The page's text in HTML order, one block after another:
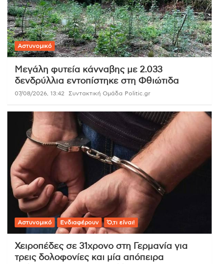
Αστυνομικό
Μεγάλη φυτεία κάνναβης με 2.033
δενδρύλλια εντοπίστηκε στη Φθιώτιδα
07/08/2026, 13:42 Συντακτική Ομάδα Politic.gr
Αστυνομικό Ενδιαφέρουν Ό,τι είναι!
Χειροπέδες σε 31χρονο στη Γερμανία για
τρεις δολοφονίες και μία απόπειρα